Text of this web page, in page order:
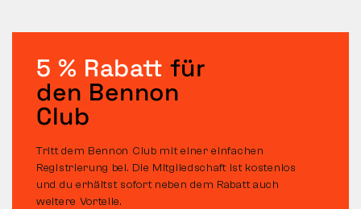
5 % Rabatt für
den Bennon
Club
Tritt dem Bennon Club mit einer einfachen
Registrierung bei. Die Mitgliedschaft ist kostenlos
und du erhältst sofort neben dem Rabatt auch
weitere Vorteile.